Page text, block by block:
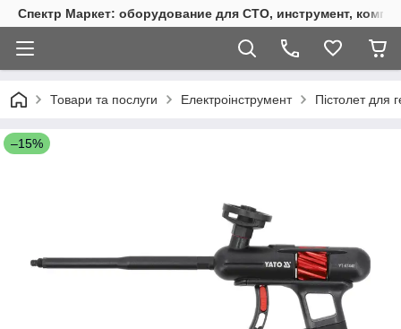
Спектр Маркет: оборудование для СТО, инструмент,
Товари та послуги Електроінструмент Пістолет для
–15%